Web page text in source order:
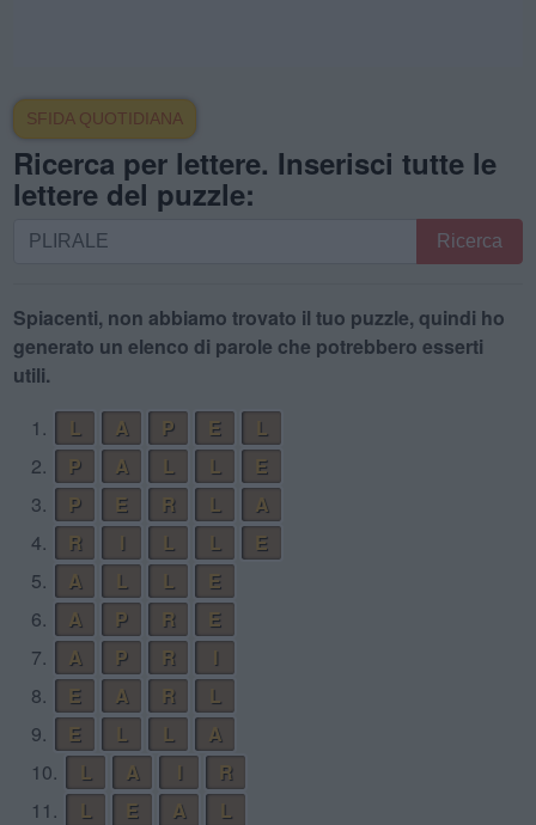
SFIDA QUOTIDIANA
Ricerca per lettere. Inserisci tutte le
lettere del puzzle:
Ricerca
Inserisci
tutte
le
del
puzzle:
Ricerca
Spiacenti, non abbiamo trovato il tuo puzzle, quindi ho
generato un elenco di parole che potrebbero esserti
utili.
1.
L A P E
L
2.
P A L L
E
3.
P E R L
A
4.
R L L
E
5.
A L L
E
6.
A P R
E
7.
A P R
8.
E A R
L
9.
E L L
A
10.
L A
R
11.
L E A
L